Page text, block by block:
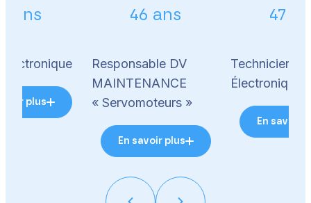
ans
plus
46 ans
Responsable DV
MAINTENANCE
« Servomoteurs »
En savoir plus
47
Technicien
Électronique
En savoir